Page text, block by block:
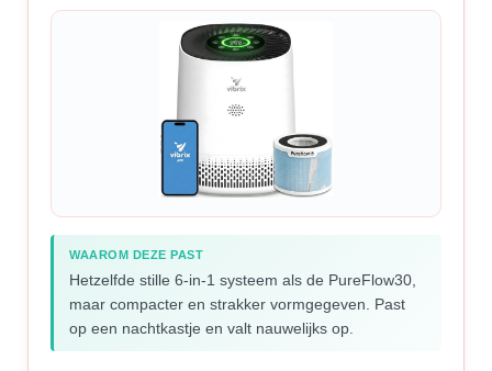
WAAROM DEZE PAST
Hetzelfde stille 6-in-1 systeem als de PureFlow30,
maar compacter en strakker vormgegeven. Past
op een nachtkastje en valt nauwelijks op.